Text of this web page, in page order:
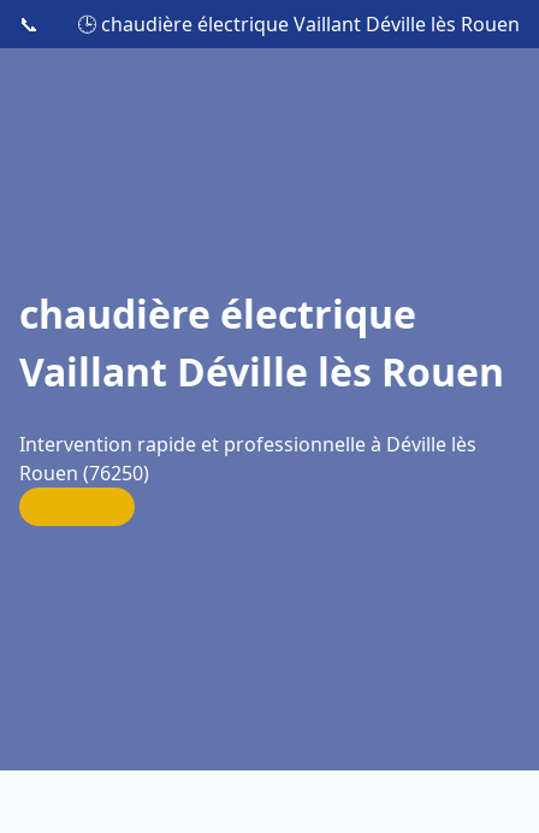
📞 🕒 chaudière électrique Vaillant Déville lès Rouen
chaudière électrique
Vaillant Déville lès Rouen
Intervention rapide et professionnelle à Déville lès
Rouen (76250)